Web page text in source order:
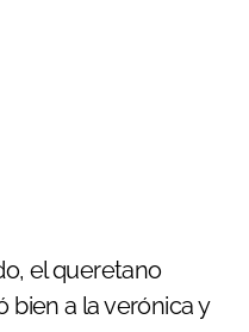
el queretano
bien a la verónica y